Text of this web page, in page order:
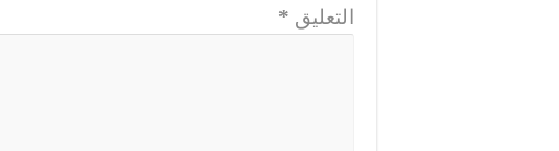
التعليق *